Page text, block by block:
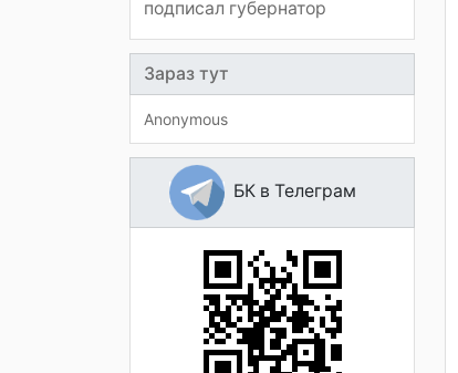
подписал губернатор
Зараз тут
Anonymous
БК в Телеграм